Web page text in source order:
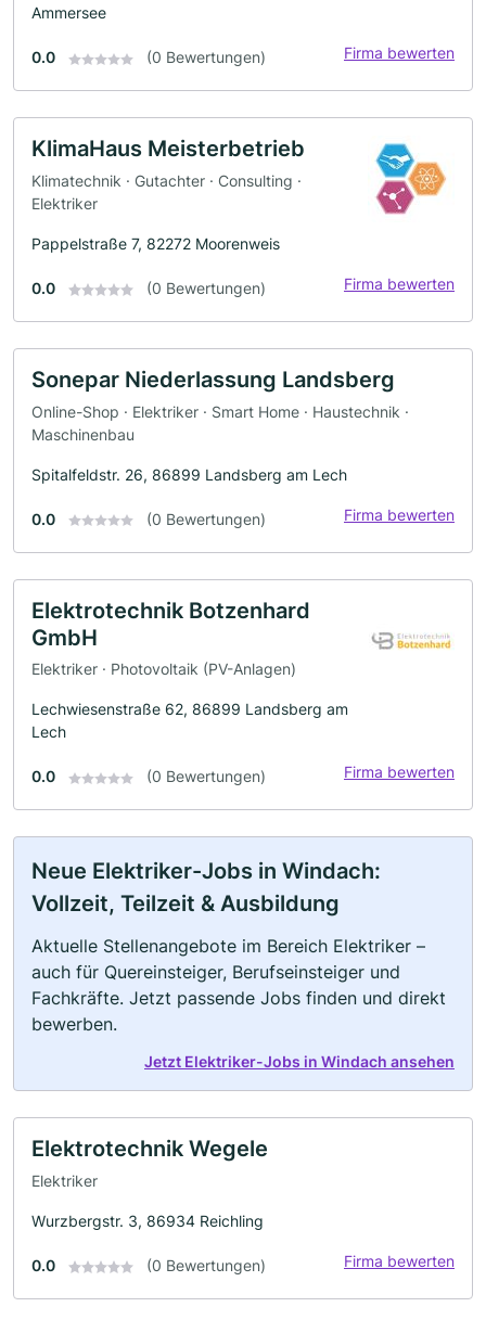
Ammersee
0.0 (0 Bewertungen) Firma bewerten
KlimaHaus Meisterbetrieb
Klimatechnik · Gutachter · Consulting ·
Elektriker
Pappelstraße 7, 82272 Moorenweis
0.0 (0 Bewertungen) Firma bewerten
Sonepar Niederlassung Landsberg
Online-Shop · Elektriker · Smart Home · Haustechnik ·
Maschinenbau
Spitalfeldstr. 26, 86899 Landsberg am Lech
0.0 (0 Bewertungen) Firma bewerten
Elektrotechnik Botzenhard
GmbH
Elektriker · Photovoltaik (PV-Anlagen)
Lechwiesenstraße 62, 86899 Landsberg am
Lech
0.0 (0 Bewertungen) Firma bewerten
Neue Elektriker-Jobs in Windach:
Vollzeit, Teilzeit & Ausbildung
Aktuelle Stellenangebote im Bereich Elektriker –
auch für Quereinsteiger, Berufseinsteiger und
Fachkräfte. Jetzt passende Jobs finden und direkt
bewerben.
Jetzt Elektriker-Jobs in Windach ansehen
Elektrotechnik Wegele
Elektriker
Wurzbergstr. 3, 86934 Reichling
0.0 (0 Bewertungen) Firma bewerten